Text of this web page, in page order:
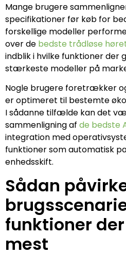
Mange brugere
specifikationer før køb for
forskellige modeller
over de bedste trådløse
indblik i hvilke funktioner der
stærkeste modeller på
Nogle brugere foretrækker
er optimeret til bestemte
I sådanne tilfælde kan det
sammenligning af de bedste
integration med
funktioner som automatisk
enhedsskift.
Sådan
funktioner
mest